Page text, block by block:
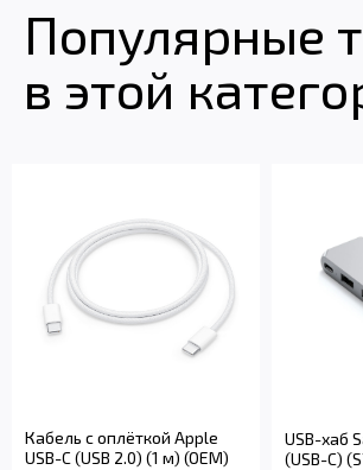
Популярные
в этой
Кабель с оплёткой Apple
USB-C (USB 2.0) (1 м) (OEM)
USB-хаб
(USB-C)